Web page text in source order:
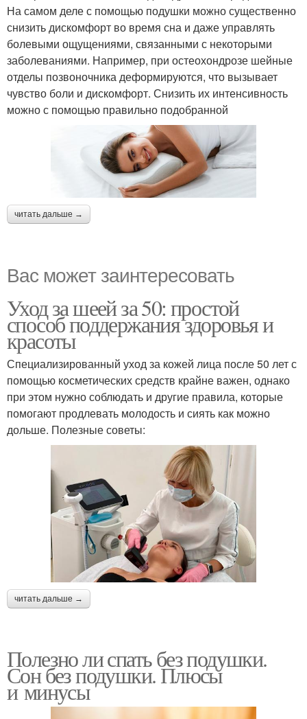
На самом деле с помощью подушки можно существенно
снизить дискомфорт во время сна и даже управлять
болевыми ощущениями, связанными с некоторыми
заболеваниями. Например, при остеохондрозе шейные
отделы позвоночника деформируются, что вызывает
чувство боли и дискомфорт. Снизить их интенсивность
можно с помощью правильно подобранной
читать дальше →
Вас может заинтересовать
Уход за шеей за 50: простой
способ поддержания здоровья и
красоты
Специализированный уход за кожей лица после 50 лет с
помощью косметических средств крайне важен, однако
при этом нужно соблюдать и другие правила, которые
помогают продлевать молодость и сиять как можно
дольше. Полезные советы:
читать дальше →
Полезно ли спать без подушки.
Сон без подушки. Плюсы
и минусы